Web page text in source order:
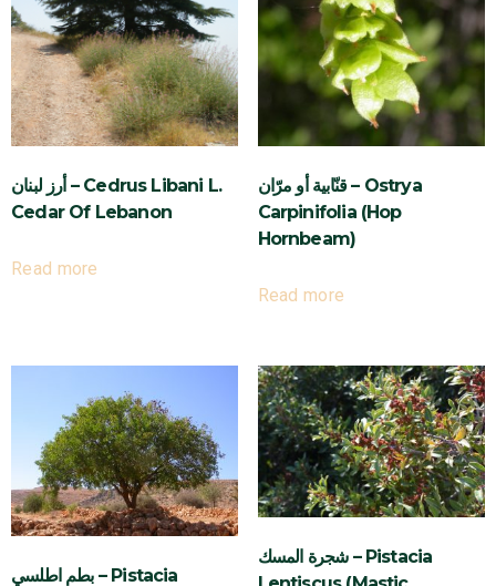
أرز لبنان – Cedrus Libani L.
Cedar Of Lebanon
Read more
قنّابية أو مرّان – Ostrya
Carpinifolia (Hop
Hornbeam)
Read more
بطم اطلسي – Pistacia
شجرة المسك – Pistacia